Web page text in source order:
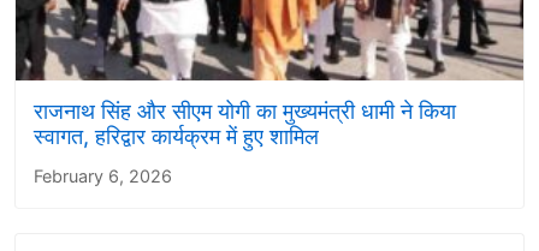
राजनाथ सिंह और सीएम योगी का मुख्यमंत्री धामी ने किया
स्वागत, हरिद्वार कार्यक्रम में हुए शामिल
February 6, 2026